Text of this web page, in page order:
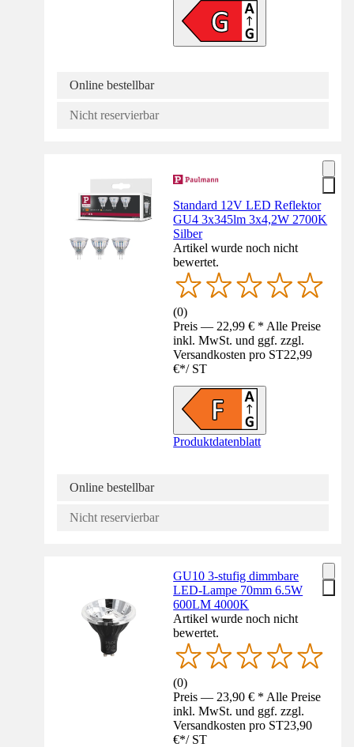
Online bestellbar
Nicht reservierbar
Standard 12V LED Reflektor
GU4 3x345lm 3x4,2W 2700K
Silber
Artikel wurde noch nicht
bewertet.
(0)
Preis — 22,99 € * Alle Preise
inkl. MwSt. und ggf. zzgl.
Versandkosten pro ST22,99
€*/ ST
Produktdatenblatt
Online bestellbar
Nicht reservierbar
GU10 3-stufig dimmbare
LED-Lampe 70mm 6.5W
600LM 4000K
Artikel wurde noch nicht
bewertet.
(0)
Preis — 23,90 € * Alle Preise
inkl. MwSt. und ggf. zzgl.
Versandkosten pro ST23,90
€*/ ST